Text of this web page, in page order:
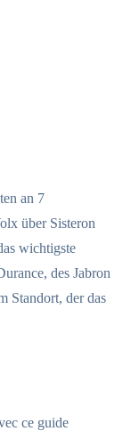
an 7
über Sisteron
wichtigste
des Jabron
Standort, der das
ce guide